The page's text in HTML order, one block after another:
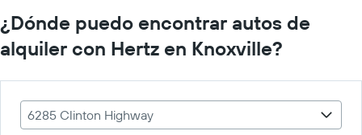
¿Dónde puedo encontrar autos de
alquiler con Hertz en Knoxville?
6285 Clinton Highway